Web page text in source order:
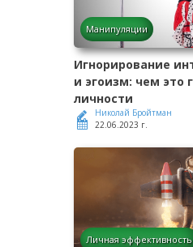
Манипуляции
Игнорирование
и эгоизм: чем это
личности
Николай Бройтман
22.06.2023 г.
Личная эффективность